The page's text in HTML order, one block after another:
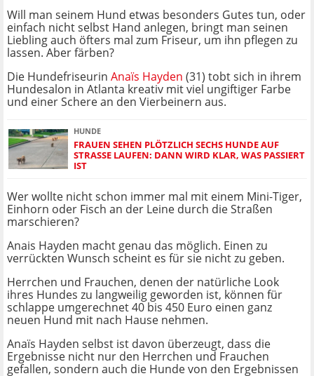
Will man seinem Hund etwas besonders Gutes tun, oder
einfach nicht selbst Hand anlegen, bringt man seinen
Liebling auch öfters mal zum Friseur, um ihn pflegen zu
lassen. Aber färben?
Die Hundefriseurin Anaïs Hayden (31) tobt sich in ihrem
Hundesalon in Atlanta kreativ mit viel ungiftiger Farbe
und einer Schere an den Vierbeinern aus.
HUNDE
FRAUEN SEHEN PLÖTZLICH SECHS HUNDE AUF
STRASSE LAUFEN: DANN WIRD KLAR, WAS PASSIERT I
ST
Wer wollte nicht schon immer mal mit einem Mini-Tiger,
Einhorn oder Fisch an der Leine durch die Straßen
marschieren?
Anais Hayden macht genau das möglich. Einen zu
verrückten Wunsch scheint es für sie nicht zu geben.
Herrchen und Frauchen, denen der natürliche Look
ihres Hundes zu langweilig geworden ist, können für
schlappe umgerechnet 40 bis 450 Euro einen ganz
neuen Hund mit nach Hause nehmen.
Anaïs Hayden selbst ist davon überzeugt, dass die
Ergebnisse nicht nur den Herrchen und Frauchen
gefallen, sondern auch die Hunde von den Ergebnissen